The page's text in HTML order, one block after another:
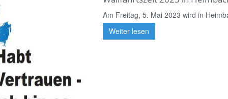
Am Freitag, 5. Mai 2023 wird in
Weiter lesen